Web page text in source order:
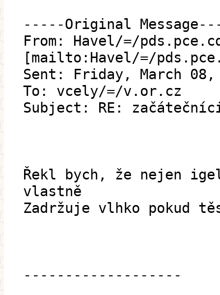
-----Original
From: Havel/=/
[mailto:Havel/=/
Sent: Friday, March 08,
To: vcely/=/v.or.cz
Subject: RE:
Řekl bych, že nejen
vlastně
Zadržuje vlhko pokud
-------------------